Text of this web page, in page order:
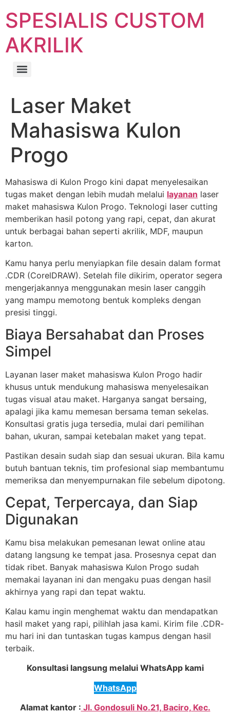
SPESIALIS CUSTOM
AKRILIK
Laser Maket
Mahasiswa Kulon
Progo
Mahasiswa di Kulon Progo kini dapat menyelesaikan
tugas maket dengan lebih mudah melalui layanan laser
maket mahasiswa Kulon Progo. Teknologi laser cutting
memberikan hasil potong yang rapi, cepat, dan akurat
untuk berbagai bahan seperti akrilik, MDF, maupun
karton.
Kamu hanya perlu menyiapkan file desain dalam format
.CDR (CorelDRAW). Setelah file dikirim, operator segera
mengerjakannya menggunakan mesin laser canggih
yang mampu memotong bentuk kompleks dengan
presisi tinggi.
Biaya Bersahabat dan Proses
Simpel
Layanan laser maket mahasiswa Kulon Progo hadir
khusus untuk mendukung mahasiswa menyelesaikan
tugas visual atau maket. Harganya sangat bersaing,
apalagi jika kamu memesan bersama teman sekelas.
Konsultasi gratis juga tersedia, mulai dari pemilihan
bahan, ukuran, sampai ketebalan maket yang tepat.
Pastikan desain sudah siap dan sesuai ukuran. Bila kamu
butuh bantuan teknis, tim profesional siap membantumu
memeriksa dan menyempurnakan file sebelum dipotong.
Cepat, Terpercaya, dan Siap
Digunakan
Kamu bisa melakukan pemesanan lewat online atau
datang langsung ke tempat jasa. Prosesnya cepat dan
tidak ribet. Banyak mahasiswa Kulon Progo sudah
memakai layanan ini dan mengaku puas dengan hasil
akhirnya yang rapi dan tepat waktu.
Kalau kamu ingin menghemat waktu dan mendapatkan
hasil maket yang rapi, pilihlah jasa kami. Kirim file .CDR-
mu hari ini dan tuntaskan tugas kampus dengan hasil
terbaik.
Konsultasi langsung melalui WhatsApp kami
WhatsApp
Alamat kantor : Jl. Gondosuli No.21, Baciro, Kec.